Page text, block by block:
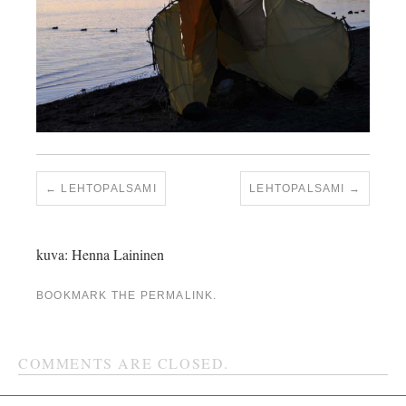
LEHTOPALSAMI LEHTOPALSAMI
kuva: Henna Laininen
BOOKMARK THE PERMALINK
COMMENTS ARE CLOSED.